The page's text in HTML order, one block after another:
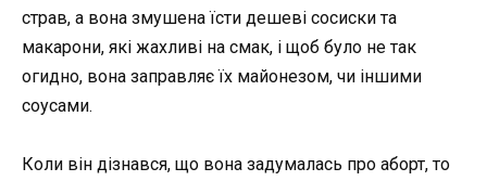
страв, а вона змушена їсти дешеві сосиски та
макарони, які жахливі на смак, і щоб було не так
огидно, вона заправляє їх майонезом, чи іншими
соусами.
Коли він дізнався, що вона задумалась про аборт, то